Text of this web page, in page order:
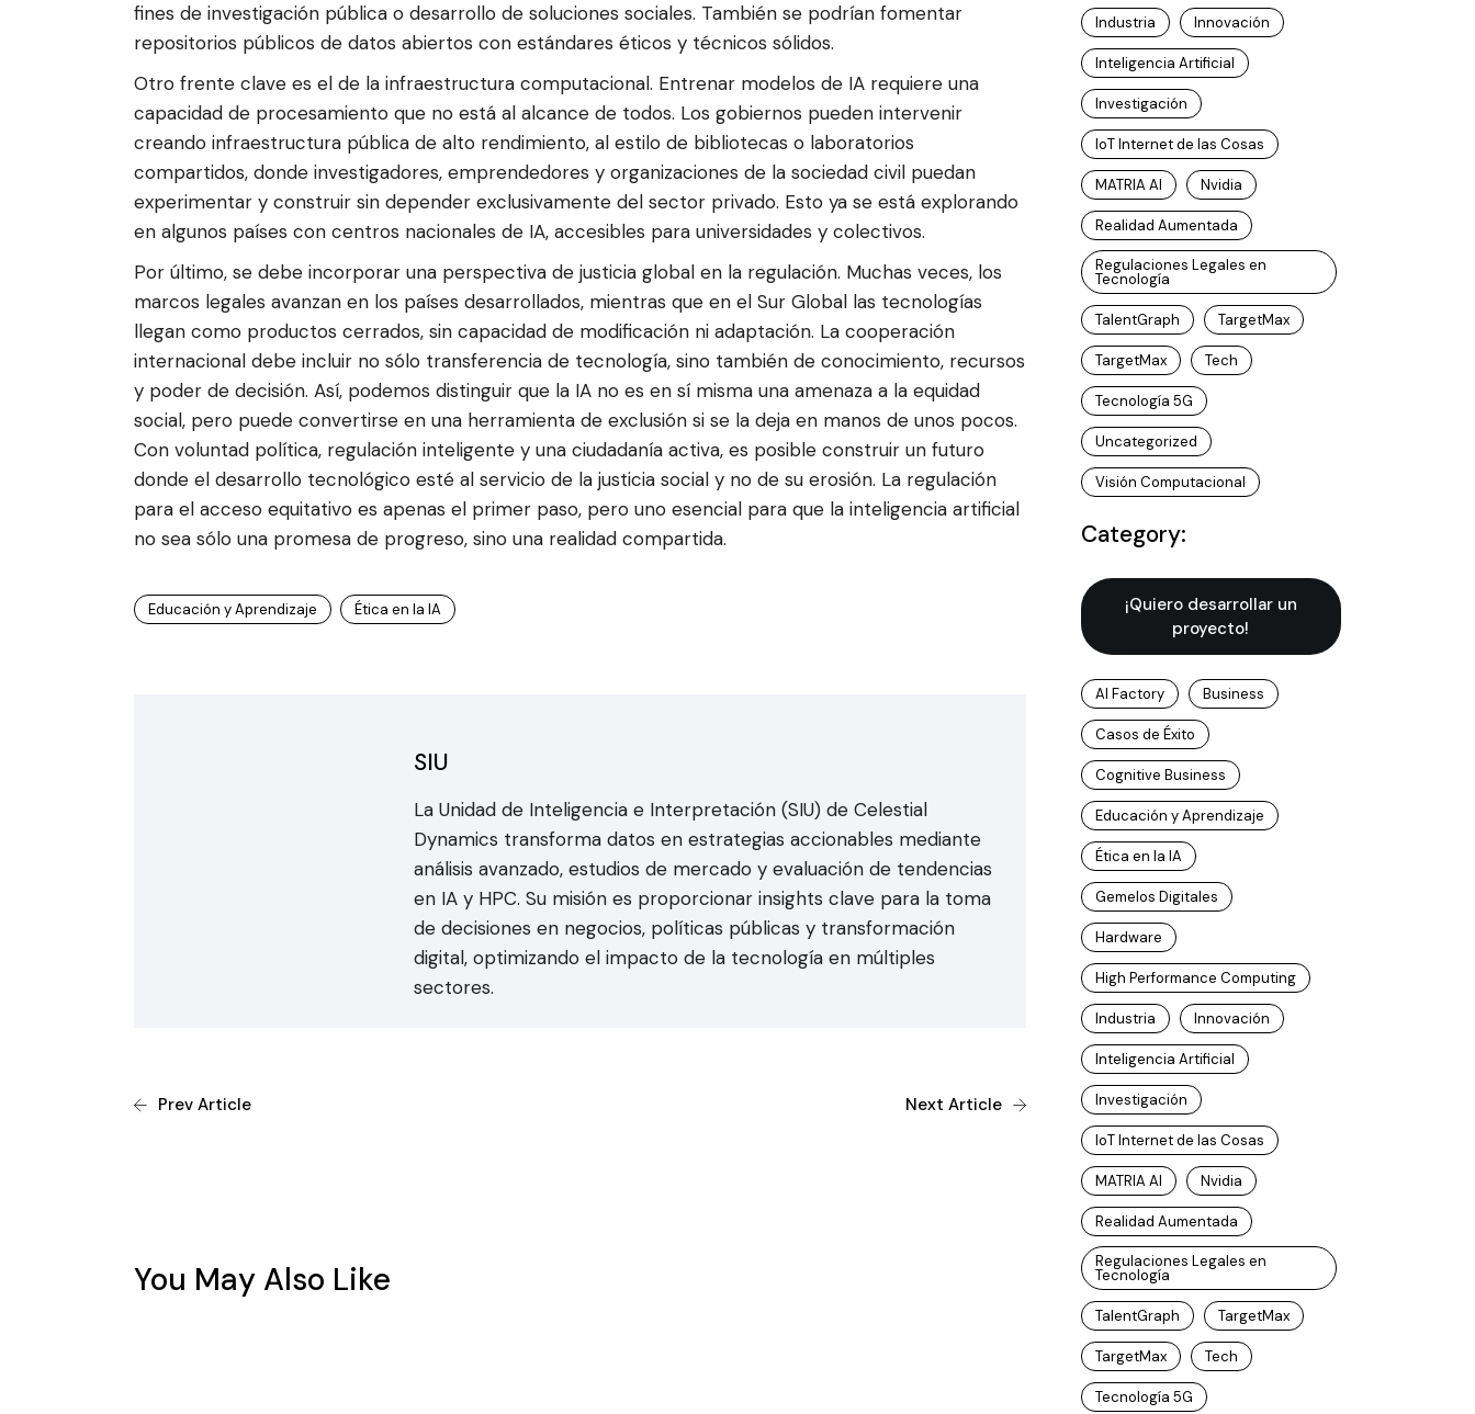
fines de investigación pública o desarrollo de soluciones sociales. También se podrían fomentar
repositorios públicos de datos abiertos con estándares éticos y técnicos sólidos.
Otro frente clave es el de la infraestructura computacional. Entrenar modelos de IA requiere una
capacidad de procesamiento que no está al alcance de todos. Los gobiernos pueden intervenir
creando infraestructura pública de alto rendimiento, al estilo de bibliotecas o laboratorios
compartidos, donde investigadores, emprendedores y organizaciones de la sociedad civil puedan
experimentar y construir sin depender exclusivamente del sector privado. Esto ya se está explorando
en algunos países con centros nacionales de IA, accesibles para universidades y colectivos.
Por último, se debe incorporar una perspectiva de justicia global en la regulación. Muchas veces, los
marcos legales avanzan en los países desarrollados, mientras que en el Sur Global las tecnologías
llegan como productos cerrados, sin capacidad de modificación ni adaptación. La cooperación
internacional debe incluir no sólo transferencia de tecnología, sino también de conocimiento, recursos
y poder de decisión. Así, podemos distinguir que la IA no es en sí misma una amenaza a la equidad
social, pero puede convertirse en una herramienta de exclusión si se la deja en manos de unos pocos.
Con voluntad política, regulación inteligente y una ciudadanía activa, es posible construir un futuro
donde el desarrollo tecnológico esté al servicio de la justicia social y no de su erosión. La regulación
para el acceso equitativo es apenas el primer paso, pero uno esencial para que la inteligencia artificial
no sea sólo una promesa de progreso, sino una realidad compartida.
Educación y Aprendizaje Ética en la IA
SIU
La Unidad de Inteligencia e Interpretación (SIU) de Celestial
Dynamics transforma datos en estrategias accionables mediante
análisis avanzado, estudios de mercado y evaluación de tendencias
en IA y HPC. Su misión es proporcionar insights clave para la toma
de decisiones en negocios, políticas públicas y transformación
digital, optimizando el impacto de la tecnología en múltiples
sectores.
Prev Article Next Article
You May Also Like
Industria Innovación
Inteligencia Artificial
Investigación
IoT Internet de las Cosas
MATRIA AI Nvidia
Realidad Aumentada
Regulaciones Legales en
Tecnología
TalentGraph TargetMax
TargetMax Tech
Tecnología 5G
Uncategorized
Visión Computacional
Category:
¡Quiero desarrollar un
proyecto!
AI Factory Business
Casos de Éxito
Cognitive Business
Educación y Aprendizaje
Ética en la IA
Gemelos Digitales
Hardware
High Performance Computing
Industria Innovación
Inteligencia Artificial
Investigación
IoT Internet de las Cosas
MATRIA AI Nvidia
Realidad Aumentada
Regulaciones Legales en
Tecnología
TalentGraph TargetMax
TargetMax Tech
Tecnología 5G